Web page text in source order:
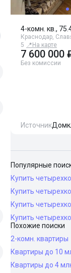
4-комн. кв.,
Краснодар,
5 📍 На карте
7 600 000
Без комиссии
Источник
Популярные
Купить
Купить
Купить
Купить
Похожие поиски
2-комн. квартиры
Квартиры до 10
Квартиры до 4